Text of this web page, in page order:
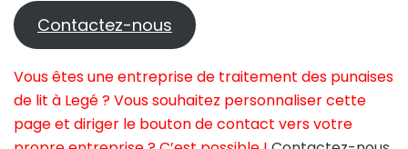
Contactez-nous
Vous êtes une entreprise de traitement des punaises
de lit à Legé ? Vous souhaitez personnaliser cette
page et diriger le bouton de contact vers votre